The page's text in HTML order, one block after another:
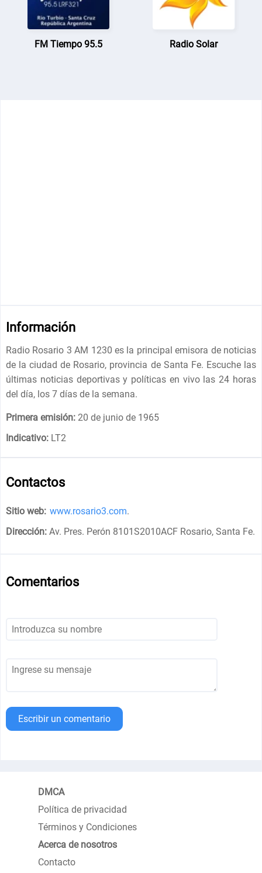
FM Tiempo 95.5 Radio Solar
Información
Radio Rosario 3 AM 1230 es la principal emisora ​​de noticias
de la ciudad de Rosario, provincia de Santa Fe. Escuche las
últimas noticias deportivas y políticas en vivo las 24 horas
del día, los 7 días de la semana.
Primera emisión: 20 de junio de 1965
Indicativo: LT2
Contactos
Sitio web: www.rosario3.com.
Dirección: Av. Pres. Perón 8101S2010ACF Rosario, Santa Fe.
Comentarios
Escribir un comentario
DMCA
Política de privacidad
Términos y Condiciones
Acerca de nosotros
Contacto